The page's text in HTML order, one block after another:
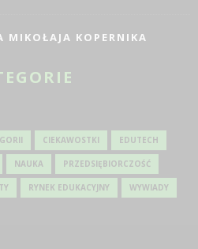
MIKOŁAJA KOPERNIKA
CIEKAWOSTKI EDUTECH
NAUKA PRZEDSIĘBIORCZOŚĆ
RYNEK EDUKACYJNY WYWIADY